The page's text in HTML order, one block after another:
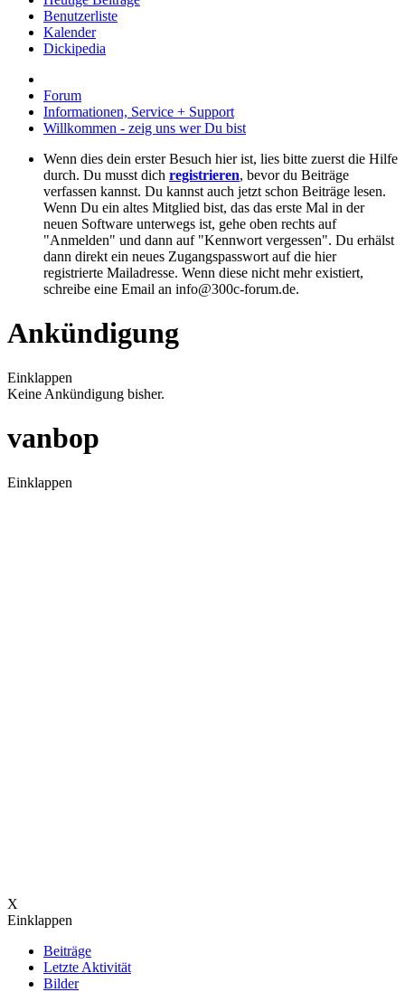
Benutzerliste
Kalender
Dickipedia
Forum
Informationen, Service + Support
Willkommen - zeig uns wer Du bist
Wenn dies dein erster Besuch hier ist, lies bitte zuerst die Hilfe
durch. Du musst dich registrieren, bevor du Beiträge
verfassen kannst. Du kannst auch jetzt schon Beiträge lesen.
Wenn Du ein altes Mitglied bist, das das erste Mal in der
neuen Software unterwegs ist, gehe oben rechts auf
"Anmelden" und dann auf "Kennwort vergessen". Du erhälst
dann direkt ein neues Zugangspasswort auf die hier
registrierte Mailadresse. Wenn diese nicht mehr existiert,
schreibe eine Email an info@300c-forum.de.
Ankündigung
Einklappen
Keine Ankündigung bisher.
vanbop
Einklappen
X
Einklappen
Beiträge
Letzte Aktivität
Bilder